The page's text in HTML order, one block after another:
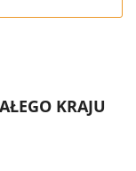
KRAJU